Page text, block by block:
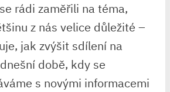
rádi zaměřili na téma,
z nás velice důležité –
jak zvýšit sdílení na
době, kdy se
s novými informacemi